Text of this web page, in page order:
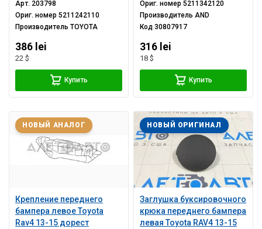
Арт. 203798
Ориг. номер5211242110
ПроизводительTOYOTA
386 lei
22 $
Купить
Ориг. номер5211342120
ПроизводительAND
Код30807917
316 lei
18 $
Купить
Крепление переднего
бампера левое Toyota
Rav4 13-15 дорест
НОВЫЙ АНАЛОГ
Заглушка буксировочного
крюка переднего бампера
левая Toyota RAV4 13-15
НОВЫЙ ОРИГИНАЛ